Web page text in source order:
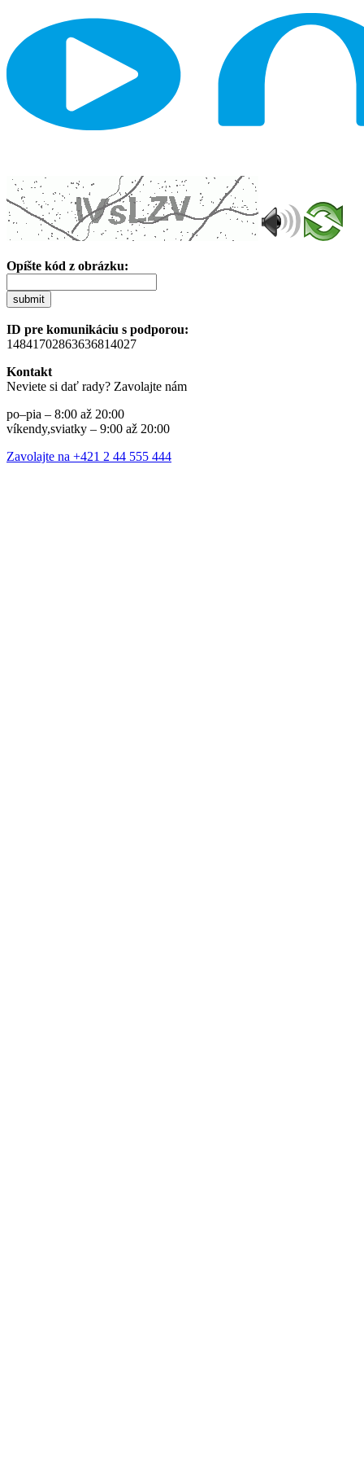
Opíšte kód z obrázku:
submit
ID pre komunikáciu s podporou:
14841702863636814027
Kontakt
Neviete si dať rady? Zavolajte nám
po–pia – 8:00 až 20:00
víkendy,sviatky – 9:00 až 20:00
Zavolajte na +421 2 44 555 444